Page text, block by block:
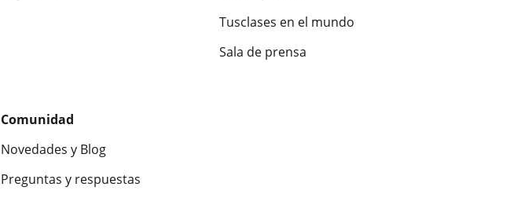
Tusclases en el mundo
Sala de prensa
Comunidad
Novedades y Blog
Preguntas y respuestas